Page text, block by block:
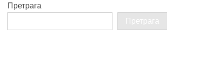
Претрага
Претрага